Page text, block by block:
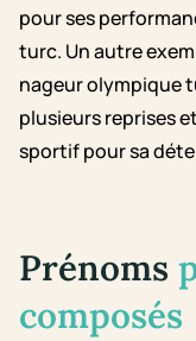
pour ses
turc. Un autre
nageur olympique
plusieurs reprises
sportif pour sa
Prénoms
composés